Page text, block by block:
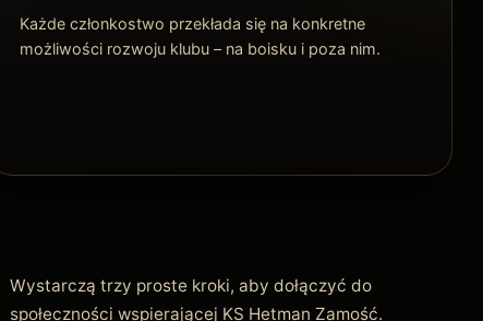
Każde członkostwo przekłada się na konkretne
możliwości rozwoju klubu – na boisku i poza nim.
Wystarczą trzy proste kroki, aby dołączyć do
społeczności wspierającej KS Hetman Zamość.